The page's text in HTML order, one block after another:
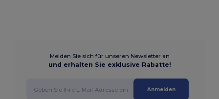
Melden Sie sich für unseren Newsletter an
und erhalten Sie exklusive Rabatte!
Anmelden